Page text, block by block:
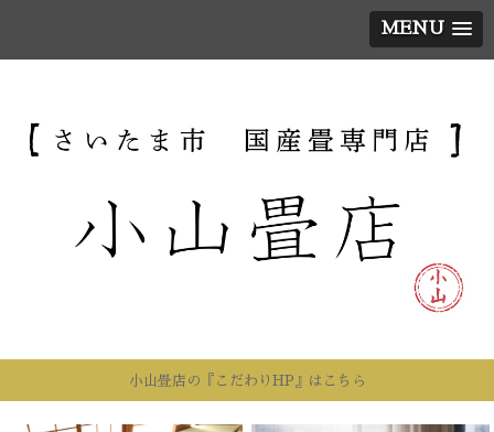
MENU
小山畳店の『こだわりHP』はこちら